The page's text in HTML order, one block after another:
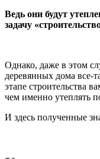
Ведь они будут
задачу
Однако, даже в этом
деревянных дома все-
этапе строительства
чем именно утеплять
И здесь полученные